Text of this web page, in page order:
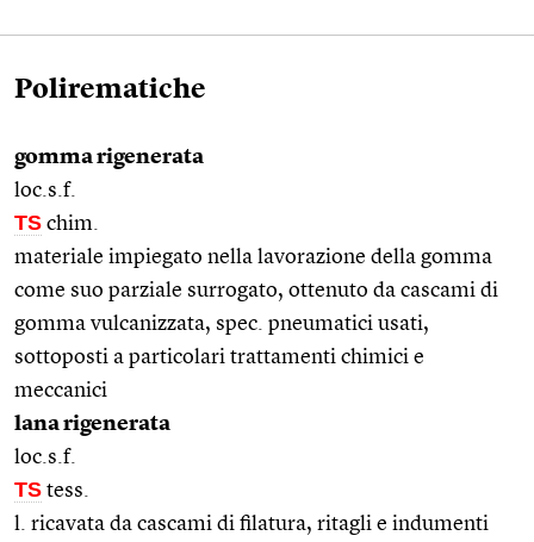
Polirematiche
gomma rigenerata
loc.s.f.
TS chim.
materiale impiegato nella lavorazione della gomma
come suo parziale surrogato, ottenuto da cascami di
gomma vulcanizzata, spec. pneumatici usati,
sottoposti a particolari trattamenti chimici e
meccanici
lana rigenerata
loc.s.f.
TS tess.
l. ricavata da cascami di filatura, ritagli e indumenti